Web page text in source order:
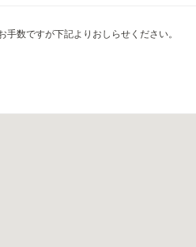
数ですが下記よりおしらせください。